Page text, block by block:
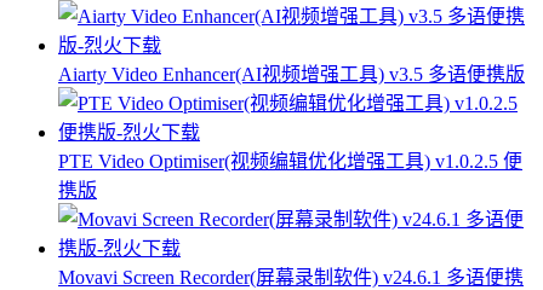
Aiarty Video Enhancer(AI视频增强工具) v3.5 多语便携版
PTE Video Optimiser(视频编辑优化增强工具) v1.0.2.5 便
携版
Movavi Screen Recorder(屏幕录制软件) v24.6.1 多语便携